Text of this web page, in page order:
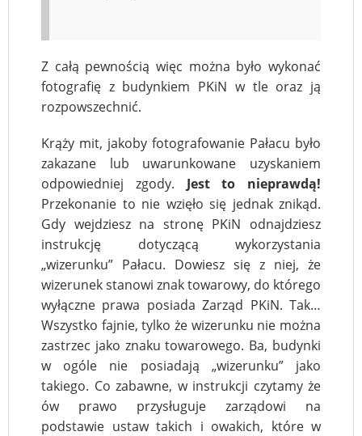
Z całą pewnością więc można było wykonać
fotografię z budynkiem PKiN w tle oraz ją
rozpowszechnić.
Krąży mit, jakoby fotografowanie Pałacu było
zakazane lub uwarunkowane uzyskaniem
odpowiedniej zgody. Jest to nieprawdą!
Przekonanie to nie wzięło się jednak znikąd.
Gdy wejdziesz na stronę PKiN odnajdziesz
instrukcję dotyczącą wykorzystania
„wizerunku” Pałacu. Dowiesz się z niej, że
wizerunek stanowi znak towarowy, do którego
wyłączne prawa posiada Zarząd PKiN. Tak…
Wszystko fajnie, tylko że wizerunku nie można
zastrzec jako znaku towarowego. Ba, budynki
w ogóle nie posiadają „wizerunku” jako
takiego. Co zabawne, w instrukcji czytamy że
ów prawo przysługuje zarządowi na
podstawie ustaw takich i owakich, które w